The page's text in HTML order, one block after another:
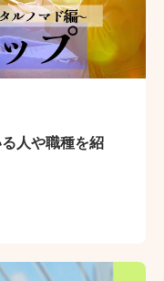
人や職種を紹